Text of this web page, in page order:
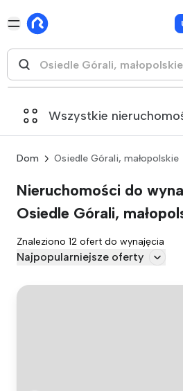
Wszystkie
Dom Osiedle Górali, małopolskie
Nieruchomości do
Osiedle Górali,
Znaleziono 12 ofert do wynajęcia
Najpopularniejsze oferty